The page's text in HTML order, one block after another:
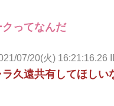
ってなんだ
07/20(火) 16:21:16.26
久遠共有してほしい